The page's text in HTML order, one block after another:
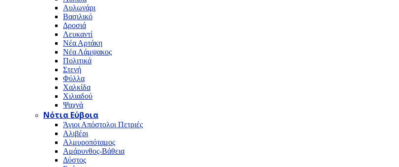
Αυλωνάρι
Βασιλικό
Δροσιά
Λευκαντί
Νέα Αρτάκη
Νέα Λάμψακος
Πολιτικά
Στενή
Φύλλα
Χαλκίδα
Χιλιαδού
Ψαχνά
Νότια Εύβοια
Άγιοι Απόστολοι Πετριές
Αλιβέρι
Αλμυροπόταμος
Αμάρυνθος-Βάθεια
Δύστος